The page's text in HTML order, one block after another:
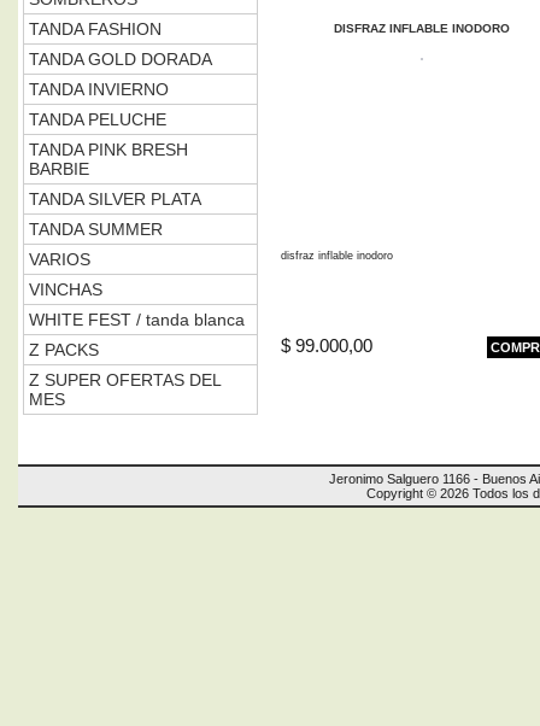
TANDA FASHION
TANDA GOLD DORADA
TANDA INVIERNO
TANDA PELUCHE
TANDA PINK BRESH
BARBIE
TANDA SILVER PLATA
TANDA SUMMER
VARIOS
VINCHAS
WHITE FEST / tanda blanca
Z PACKS
Z SUPER OFERTAS DEL
MES
DISFRAZ INFLABLE INODORO
disfraz inflable inodoro
$ 99.000,00
Jeronimo Salguero 1166 - Buenos
Copyright © 2026 Todos los